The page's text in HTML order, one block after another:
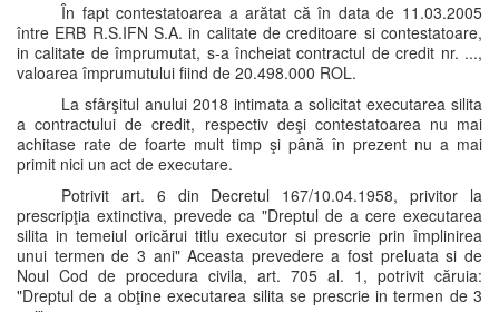
În fapt contestatoarea a arătat că în data de 11.03.2005
între ERB R.S.IFN S.A. in calitate de creditoare si contestatoare,
in calitate de împrumutat, s-a încheiat contractul de credit nr. ...,
valoarea împrumutului fiind de 20.498.000 ROL.
La sfârşitul anului 2018 intimata a solicitat executarea silita
a contractului de credit, respectiv deşi contestatoarea nu mai
achitase rate de foarte mult timp şi până în prezent nu a mai
primit nici un act de executare.
Potrivit art. 6 din Decretul 167/10.04.1958, privitor la
prescripţia extinctiva, prevede ca "Dreptul de a cere executarea
silita in temeiul oricărui titlu executor si prescrie prin împlinirea
unui termen de 3 ani" Aceasta prevedere a fost preluata si de
Noul Cod de procedura civila, art. 705 al. 1, potrivit căruia:
"Dreptul de a obţine executarea silita se prescrie in termen de 3